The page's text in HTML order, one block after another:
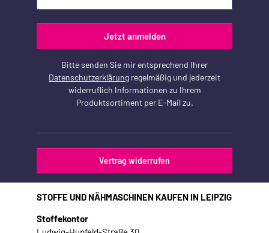
Jetzt anmelden
Bitte senden Sie mir entsprechend Ihrer
Datenschutzerklärung regelmäßig und jederzeit
widerruflich Informationen zu Ihrem
Produktsortiment per E-Mail zu.
Vertrag widerrufen
STOFFE UND NÄHMASCHINEN KAUFEN IN LEIPZIG
Stoffekontor